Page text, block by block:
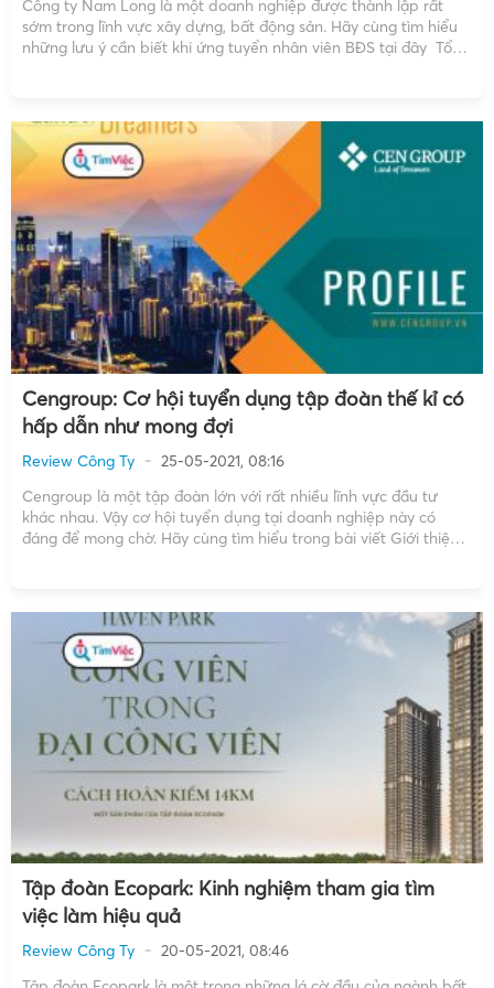
Công ty Nam Long là một doanh nghiệp được thành lập rất
sớm trong lĩnh vực xây dựng, bất động sản. Hãy cùng tìm hiểu
những lưu ý cần biết khi ứng tuyển nhân viên BĐS tại đây Tổng
Cengroup: Cơ hội tuyển dụng tập đoàn thế kỉ có
hấp dẫn như mong đợi
Review Công Ty
25-05-2021, 08:16
Cengroup là một tập đoàn lớn với rất nhiều lĩnh vực đầu tư
khác nhau. Vậy cơ hội tuyển dụng tại doanh nghiệp này có
đáng để mong chờ. Hãy cùng tìm hiểu trong bài viết Giới thiệu
Tập đoàn Ecopark: Kinh nghiệm tham gia tìm
việc làm hiệu quả
Review Công Ty
20-05-2021, 08:46